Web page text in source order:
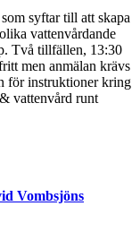
syftar till att skapa
vattenvårdande
Två tillfällen, 13:30
men anmälan krävs
för instruktioner kring
vattenvård runt
Vombsjöns